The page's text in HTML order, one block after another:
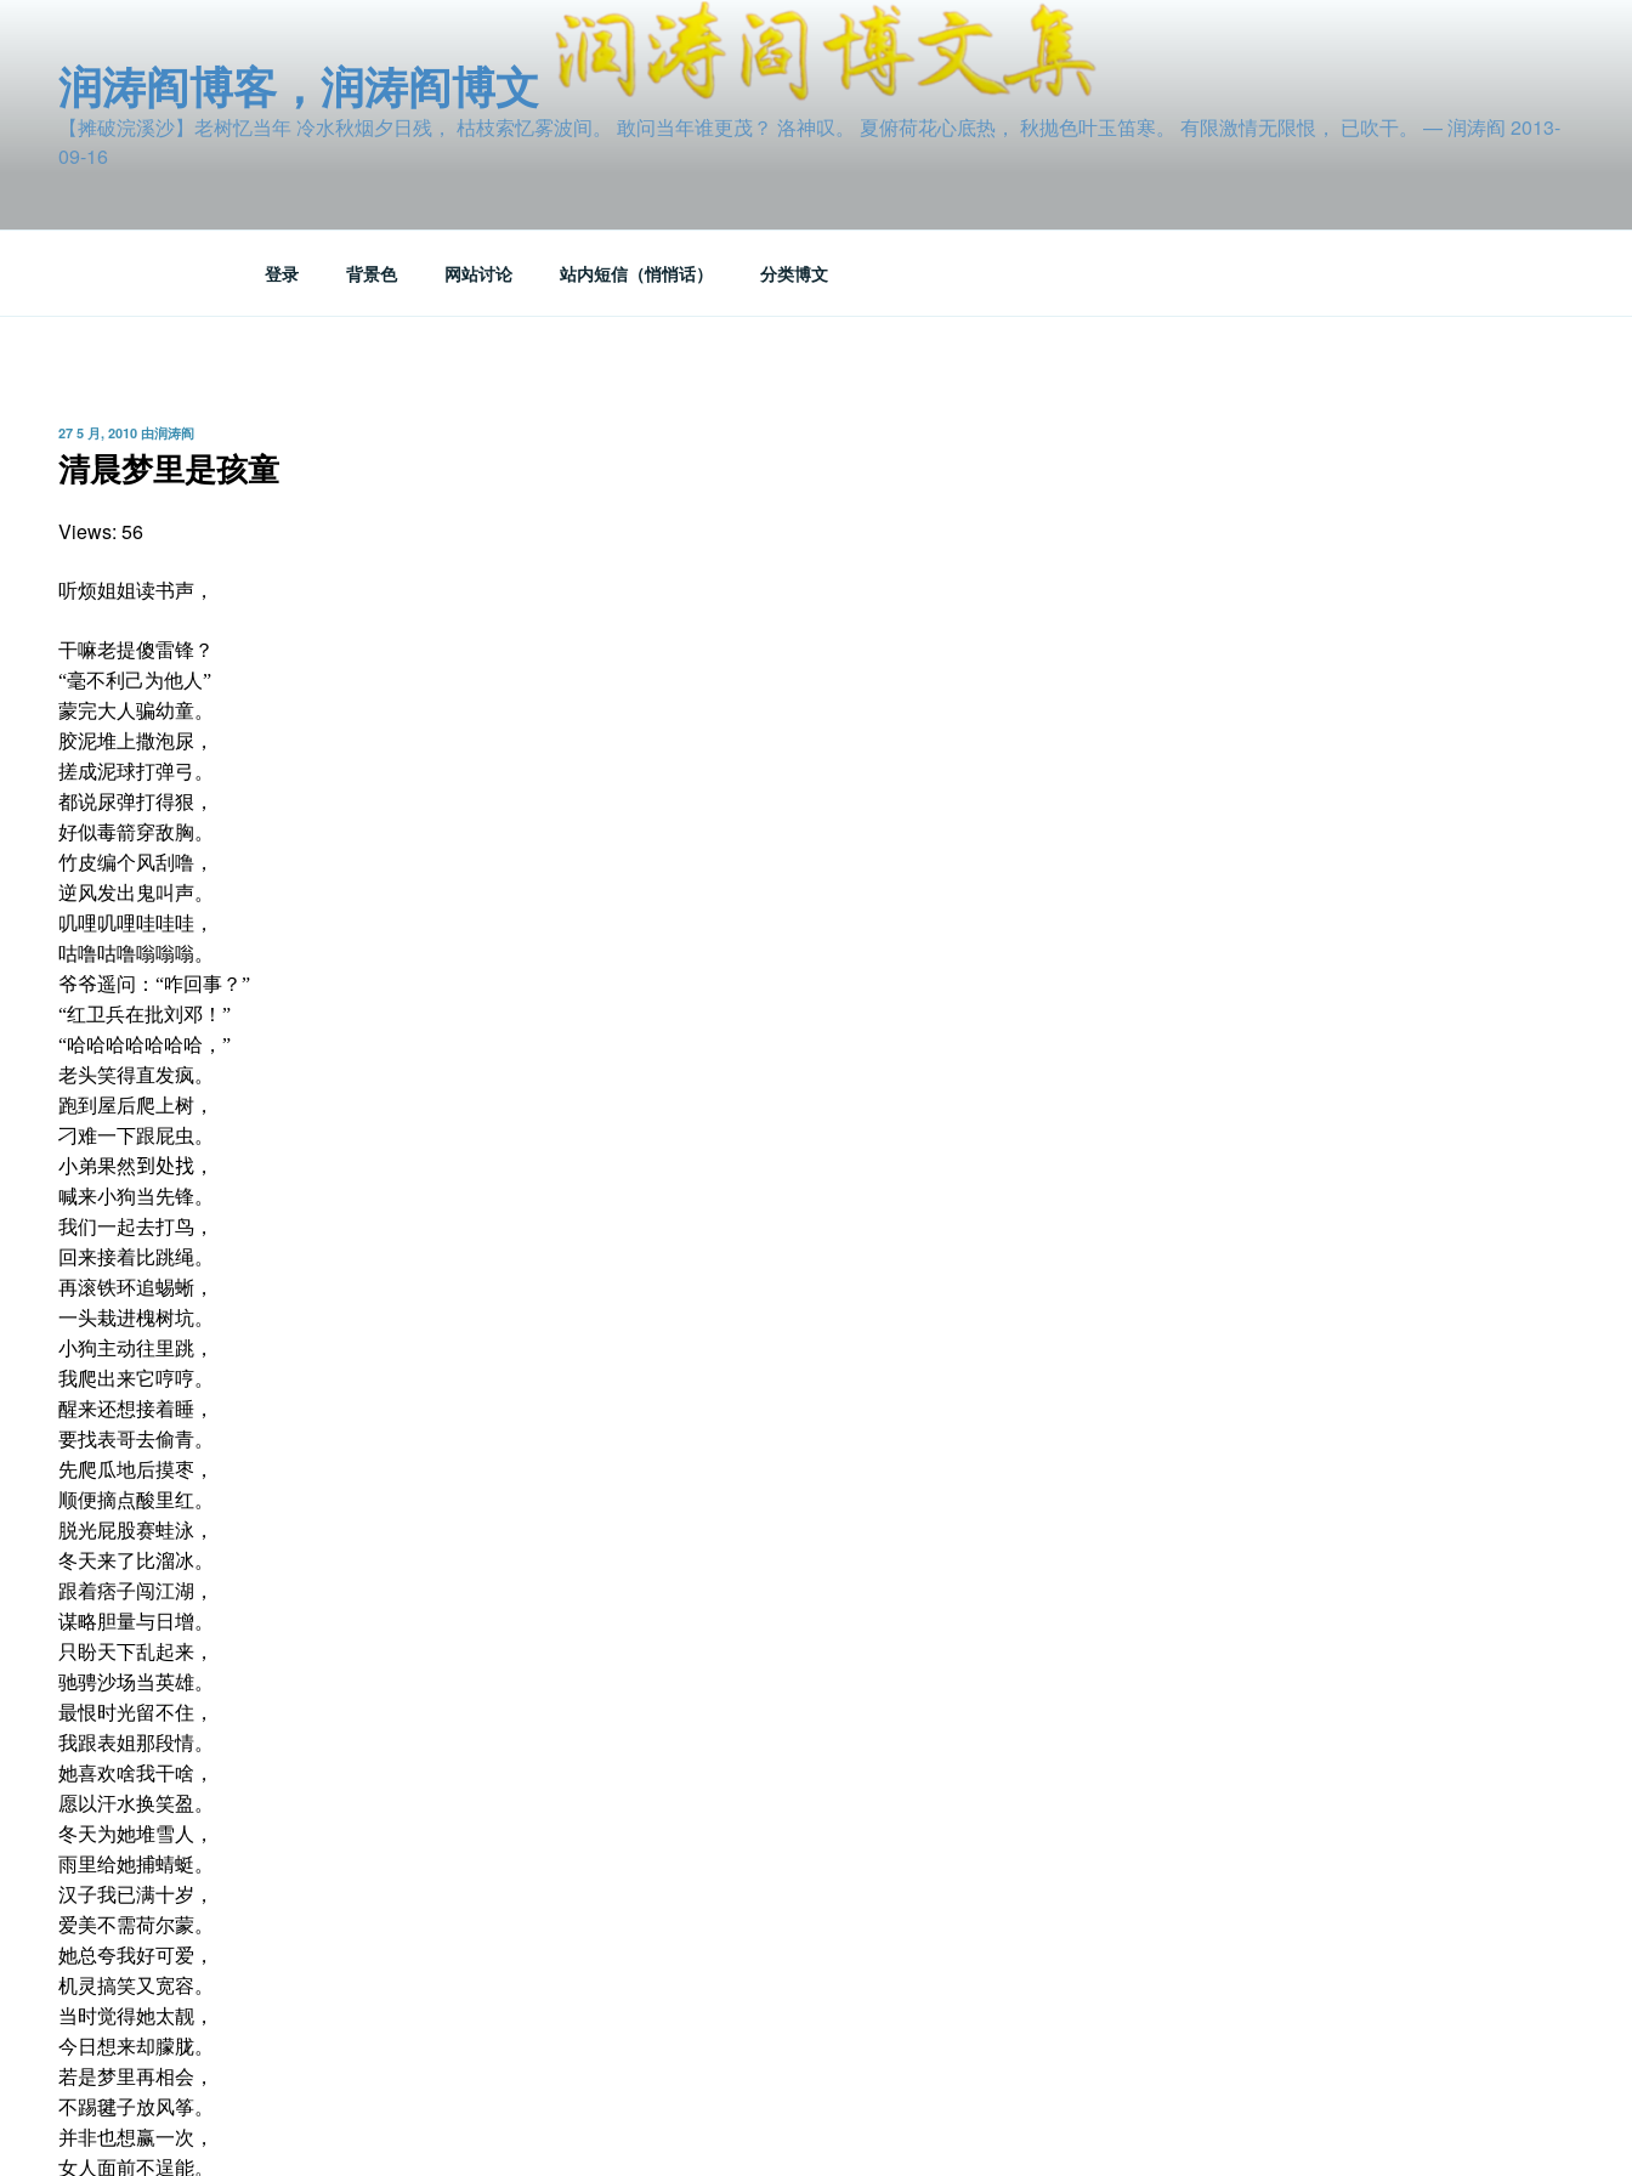
润涛阎博客，润涛阎博文
【摊破浣溪沙】老树忆当年 冷水秋烟夕日残， 枯枝索忆雾波间。 敢问当年谁更茂？ 洛神叹。 夏俯荷花心底热， 秋抛色叶玉笛寒。 有限激情无限恨， 已吹干。 — 润涛阎 2013-
09-16
登录 背景色 网站讨论 站内短信（悄悄话） 分类博文
发
布
于
27 5 月, 2010 由润涛阎
清晨梦里是孩童
Views: 56
听烦姐姐读书声，
干嘛老提傻雷锋？
“毫不利己为他人”
蒙完大人骗幼童。
胶泥堆上撒泡尿，
搓成泥球打弹弓。
都说尿弹打得狠，
好似毒箭穿敌胸。
竹皮编个风刮噜，
逆风发出鬼叫声。
叽哩叽哩哇哇哇，
咕噜咕噜嗡嗡嗡。
爷爷遥问：“咋回事？”
“红卫兵在批刘邓！”
“哈哈哈哈哈哈哈，”
老头笑得直发疯。
跑到屋后爬上树，
刁难一下跟屁虫。
小弟果然到处找 ，
喊来小狗当先锋。
我们一起去打鸟，
回来接着比跳绳。
再滚铁环追蜴蜥，
一头栽进槐树坑。
小狗主动往里跳，
我爬出来它哼哼。
醒来还想接着睡，
要找表哥去偷青。
先爬瓜地后摸枣，
顺便摘点酸里红。
脱光屁股赛蛙泳，
冬天来了比溜冰。
跟着痞子闯江湖，
谋略胆量与日增。
只盼天下乱起来，
驰骋沙场当英雄。
最恨时光留不住，
我跟表姐那段情。
她喜欢啥我干啥，
愿以汗水换笑盈。
冬天为她堆雪人，
雨里给她捕蜻蜓。
汉子我已满十岁，
爱美不需荷尔蒙。
她总夸我好可爱，
机灵搞笑又宽容。
当时觉得她太靓，
今日想来却朦胧。
若是梦里再相会，
不踢毽子放风筝。
并非也想赢一次，
女人面前不逞能。